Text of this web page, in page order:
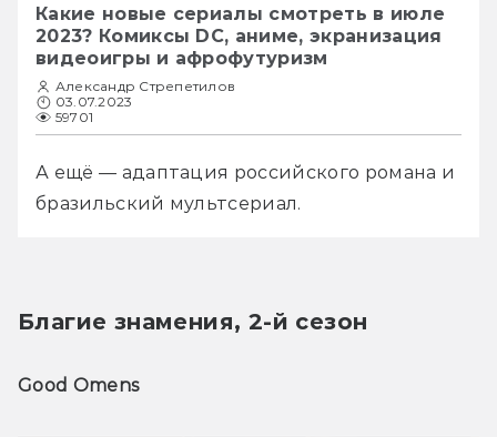
Какие новые сериалы смотреть в июле
2023? Комиксы DC, аниме, экранизация
видеоигры и афрофутуризм
Александр Стрепетилов
03.07.2023
59701
А ещё — адаптация российского романа и
бразильский мультсериал.
Благие знамения, 2-й сезон
Good Omens